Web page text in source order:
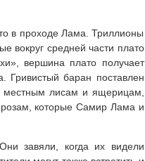
в проходе Лама. Триллионы
вокруг средней части плато
вершина плато получает
Гривистый баран поставлен
местным лисам и ящерицам,
розам, которые Самир Лама и
завяли, когда их видели